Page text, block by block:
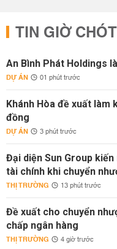
TIN GIỜ CHÓT
An Bình Phát Holdings
DỰ ÁN 01 phút trước
Khánh Hòa đề xuất làm
đồng
DỰ ÁN 3 phút trước
Đại diện Sun Group
tài chính khi chuyển
THỊ TRƯỜNG 13 phút trước
Đề xuất cho chuyển
chấp ngân hàng
THỊ TRƯỜNG 4 giờ trước